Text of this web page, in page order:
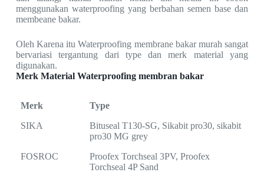
menggunakan waterproofing yang berbahan semen base dan
membeane bakar.
Oleh Karena itu Waterproofing membrane bakar murah sangat
bervariasi tergantung dari type dan merk material yang
digunakan.
Merk Material Waterproofing membran bakar
Merk
Type
SIKA
Bituseal T130-SG, Sikabit pro30, sikabit
pro30 MG grey
FOSROC
Proofex Torchseal 3PV, Proofex
Torchseal 4P Sand